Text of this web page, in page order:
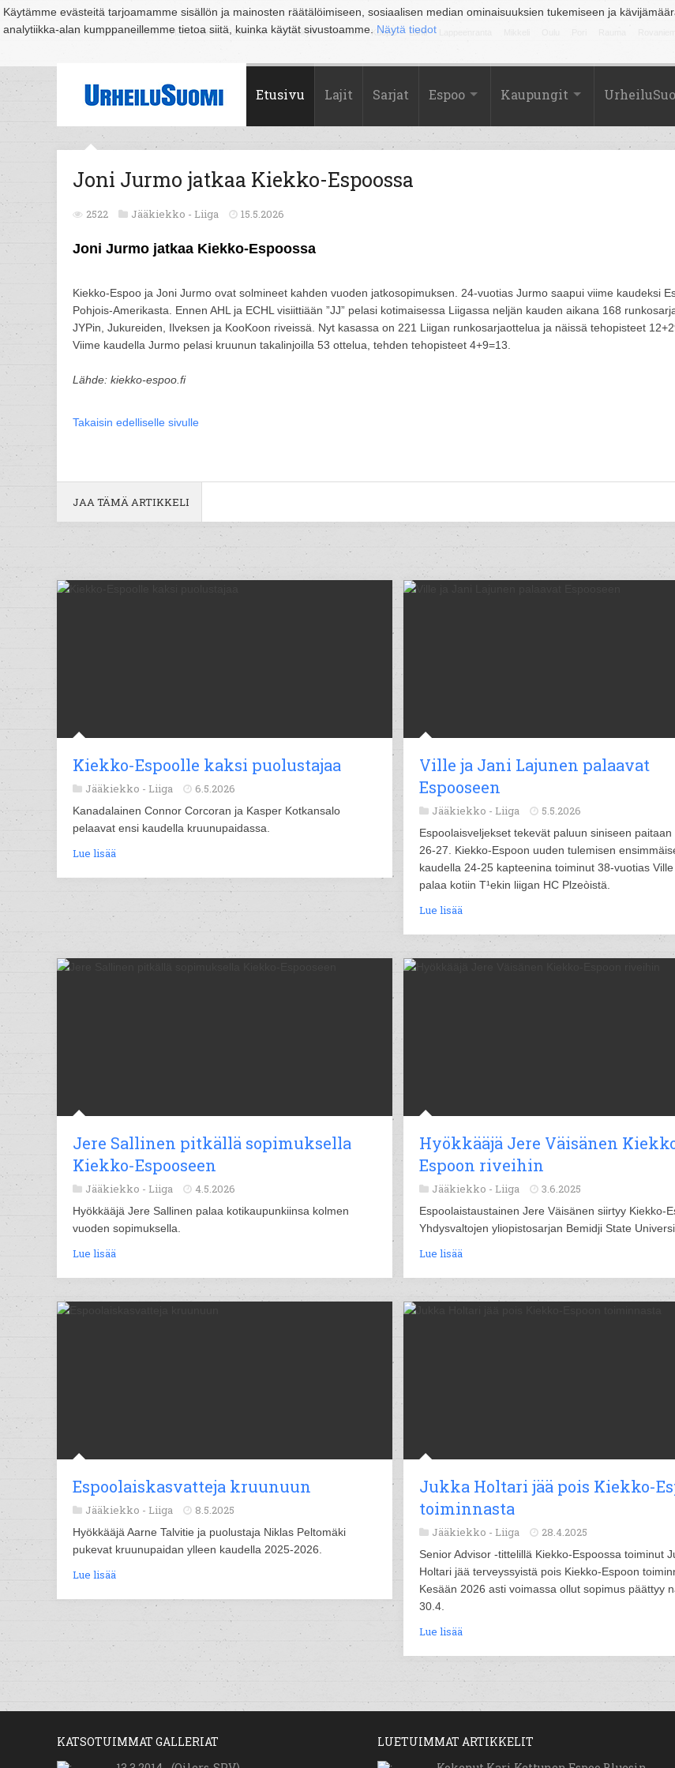
Käytämme evästeitä tarjoamamme sisällön ja mainosten räätälöimiseen, sosiaalisen median ominaisuuksien tukemiseen ja
analytiikka-alan kumppaneillemme tietoa siitä, kuinka käytät sivustoamme. Näytä tiedot
Suomi Espoo Helsinki Hämeenlinna Joensuu Jyväskylä Kouvola Kuopio Lahti
Etusivu Lajit Sarjat Espoo Kaupungit
Joni Jurmo jatkaa Kiekko-Espoossa
2522 Jääkiekko - Liiga 15.5.2026
Joni Jurmo jatkaa Kiekko-Espoossa
Kiekko-Espoo ja Joni Jurmo ovat solmineet kahden vuoden jatkosopimuksen. 24-vuotias Jurmo saapui viime kaudeksi
Pohjois-Amerikasta. Ennen AHL ja ECHL visiittiään ”JJ” pelasi kotimaisessa Liigassa neljän kauden aikana 168
JYPin, Jukureiden, Ilveksen ja KooKoon riveissä. Nyt kasassa on 221 Liigan runkosarjaottelua ja näissä tehopisteet
Viime kaudella Jurmo pelasi kruunun takalinjoilla 53 ottelua, tehden tehopisteet 4+9=13.
Lähde: kiekko-espoo.fi
Takaisin edelliselle sivulle
JAA TÄMÄ ARTIKKELI
Kiekko-Espoolle kaksi puolustajaa
Jääkiekko - Liiga 6.5.2026
Kanadalainen Connor Corcoran ja Kasper Kotkansalo
pelaavat ensi kaudella kruunupaidassa.
Lue lisää
Ville ja Jani Lajunen palaavat
Espooseen
Jääkiekko - Liiga 5.5.2026
Espoolaisveljekset tekevät paluun siniseen paitaan
26-27. Kiekko-Espoon uuden tulemisen
kaudella 24-25 kapteenina toiminut 38-vuotias
palaa kotiin T¹ekin liigan HC Plzeòistä.
Lue lisää
Jere Sallinen pitkällä sopimuksella
Kiekko-Espooseen
Jääkiekko - Liiga 4.5.2026
Hyökkääjä Jere Sallinen palaa kotikaupunkiinsa kolmen
vuoden sopimuksella.
Lue lisää
Hyökkääjä Jere Väisänen
Espoon riveihin
Jääkiekko - Liiga 3.6.2025
Espoolaistaustainen Jere Väisänen siirtyy Kiekko-
Yhdysvaltojen yliopistosarjan Bemidji State
Lue lisää
Espoolaiskasvatteja kruunuun
Jääkiekko - Liiga 8.5.2025
Hyökkääjä Aarne Talvitie ja puolustaja Niklas Peltomäki
pukevat kruunupaidan ylleen kaudella 2025-2026.
Lue lisää
Jukka Holtari jää pois Kiekko-
toiminnasta
Jääkiekko - Liiga 28.4.2025
Senior Advisor -tittelillä Kiekko-Espoossa toiminut
Holtari jää terveyssyistä pois Kiekko-Espoon
Kesään 2026 asti voimassa ollut sopimus päättyy
30.4.
Lue lisää
KATSOTUIMMAT GALLERIAT
LUETUIMMAT ARTIKKELIT